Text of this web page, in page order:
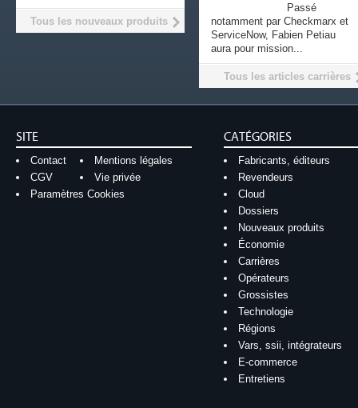
Passé
notamment par Checkmarx et
ServiceNow, Fabien Petiau
aura pour mission...
Tous les articles carrières
Tous les nouveaux produits
SITE
Contact
Mentions légales
CGV
Vie privée
Paramètres Cookies
CATÉGORIES
Fabricants, éditeurs
Revendeurs
Cloud
Dossiers
Nouveaux produits
Économie
Carrières
Opérateurs
Grossistes
Technologie
Régions
Vars, ssii, intégrateurs
E-commerce
Entretiens